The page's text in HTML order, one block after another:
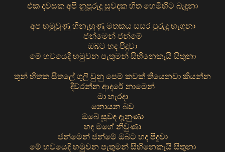
එක දවසක අපි නූපූරුදූ සුවඳක හිත හෙමිහිට බැඳුනා
අප හමුවුණු හිනැහුණු මතකය සසර පුරුදු හැගුනා
ජන්මෙන් ජන්මේ
ඔබට හද පිදුවා
මේ භවයෙදි හමුවන පැතුමන් සිහිනෙකැයි සිතුනා
තුන් හිතක සීතලේ ගුලි වුනු පෙම් කවක් තියෙනවා කියන්න
දිව්රන්න ආදරේ නාමෙන්
මා හැරදා
නොයන බව
ඔබේ සූවඳ දැනුණා
හද මගේ නිවුණා
ජන්මෙන් ජන්මේ ඔබට හද පිදුවා
මේ භවයෙදි හමුවන පැතුමන් සිහිනෙකැයි සිතුනා